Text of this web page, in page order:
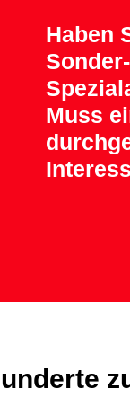
Haben
Muss